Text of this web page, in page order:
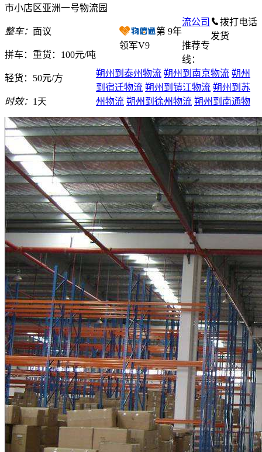
市小店区亚洲一号物流园
整车： 面议
拼车： 重货：100元/吨
轻货： 50元/方
时效： 1天
第 9年
领军V9
拨打电话
发货
流公司
推荐专
线：
朔州到泰州物流 朔州到南京物流 朔州
到宿迁物流 朔州到镇江物流 朔州到苏
州物流 朔州到徐州物流 朔州到南通物